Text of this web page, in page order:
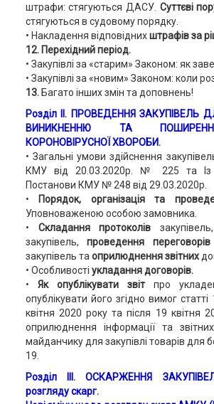
штрафи: стягуються ДАСУ. Суттєві
стягуються в судовому порядку.
• Накладення відповіднихштрафів за
12. Перехідний період.
• Закупівлі за «старим» Законом: як
• Закупівлі за «новим» Законом: коли
13.Багато інших змін та доповнень!
Розділ ІІ. ПРОВЕДЕННЯ ЗАКУПІВЕЛЬ
ВИНИКНЕННЮ ТА
КОРОНОВІРУСНОЇ ХВОРОБИ.
• Загальні умови здійснення
КМУ від 20.03.2020р. № 225 та Із
Постанови КМУ № 248 від 29.03.2020р.
•
Порядок, організація та
Уповноваженою особою замовника.
• Складання протоколів
закупівель,проведення переговорів
закупівель таоприлюднення звітних
• Особливості укладання договорів.
• Як опублікувати звітпро
опублікувати його згідно вимог
квітня 2020 року та після 19 квітня
оприлюднення інформації та
майданчику для закупівлі товарів для
19.
Розділ ІІІ.
ОСКАРЖЕННЯ
розгляду скарг.